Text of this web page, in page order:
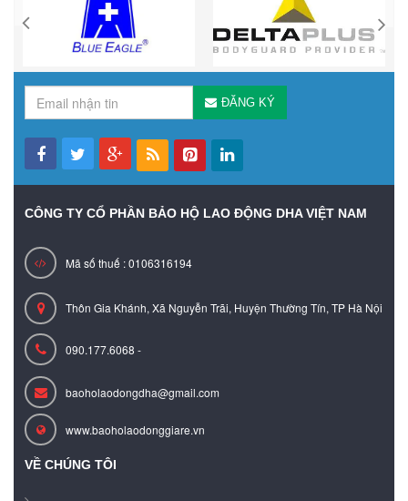
ĐĂNG KÝ
CÔNG TY CỔ PHẦN BẢO HỘ LAO ĐỘNG DHA VIỆT NAM
Mã số thuế : 0106316194
Thôn Gia Khánh, Xã Nguyễn Trãi, Huyện Thường Tín, TP Hà Nội
090.177.6068 -
baoholaodongdha@gmail.com
www.baoholaodonggiare.vn
VỀ CHÚNG TÔI